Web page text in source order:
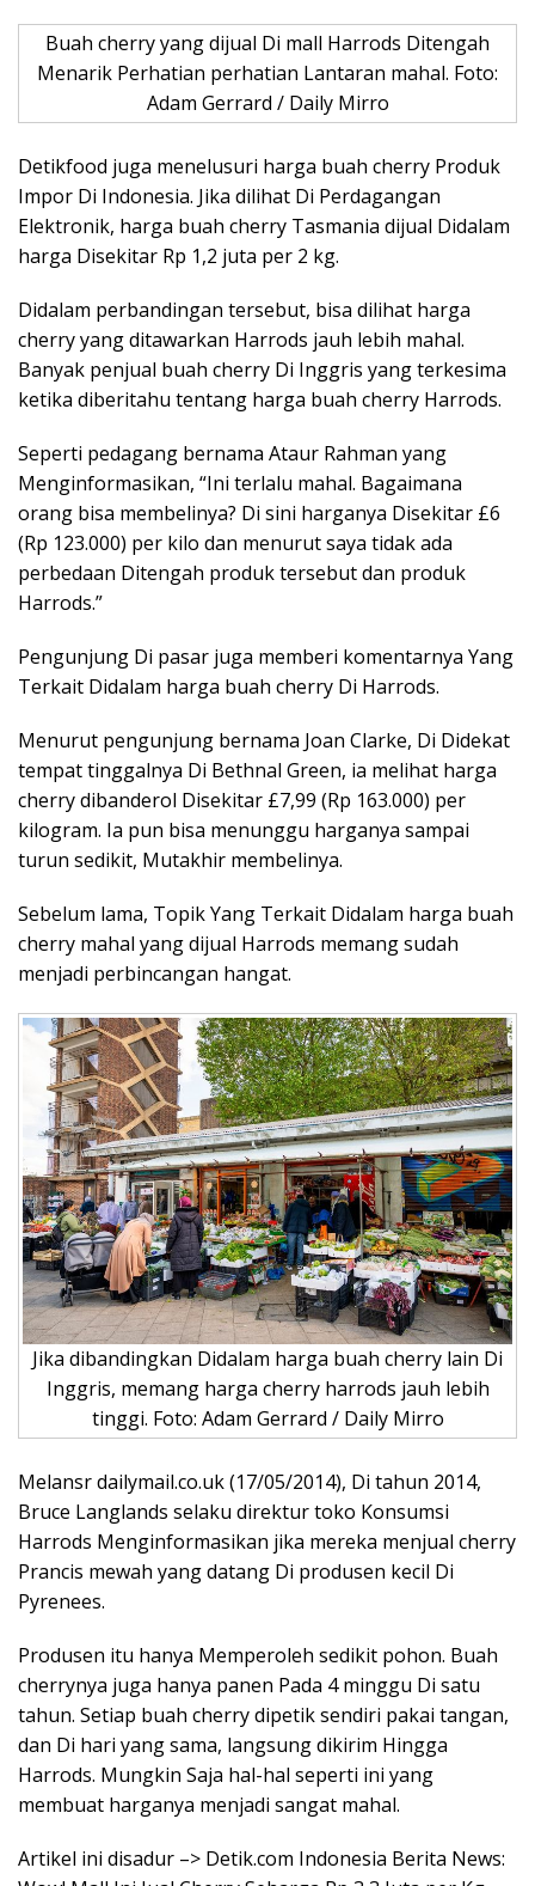
Buah cherry yang dijual Di mall Harrods Ditengah
Menarik Perhatian perhatian Lantaran mahal. Foto:
Adam Gerrard / Daily Mirro
Detikfood juga menelusuri harga buah cherry Produk
Impor Di Indonesia. Jika dilihat Di Perdagangan
Elektronik, harga buah cherry Tasmania dijual Didalam
harga Disekitar Rp 1,2 juta per 2 kg.
Didalam perbandingan tersebut, bisa dilihat harga
cherry yang ditawarkan Harrods jauh lebih mahal.
Banyak penjual buah cherry Di Inggris yang terkesima
ketika diberitahu tentang harga buah cherry Harrods.
Seperti pedagang bernama Ataur Rahman yang
Menginformasikan, “Ini terlalu mahal. Bagaimana
orang bisa membelinya? Di sini harganya Disekitar £6
(Rp 123.000) per kilo dan menurut saya tidak ada
perbedaan Ditengah produk tersebut dan produk
Harrods.”
Pengunjung Di pasar juga memberi komentarnya Yang
Terkait Didalam harga buah cherry Di Harrods.
Menurut pengunjung bernama Joan Clarke, Di Didekat
tempat tinggalnya Di Bethnal Green, ia melihat harga
cherry dibanderol Disekitar £7,99 (Rp 163.000) per
kilogram. Ia pun bisa menunggu harganya sampai
turun sedikit, Mutakhir membelinya.
Sebelum lama, Topik Yang Terkait Didalam harga buah
cherry mahal yang dijual Harrods memang sudah
menjadi perbincangan hangat.
Jika dibandingkan Didalam harga buah cherry lain Di
Inggris, memang harga cherry harrods jauh lebih
tinggi. Foto: Adam Gerrard / Daily Mirro
Melansr dailymail.co.uk (17/05/2014), Di tahun 2014,
Bruce Langlands selaku direktur toko Konsumsi
Harrods Menginformasikan jika mereka menjual cherry
Prancis mewah yang datang Di produsen kecil Di
Pyrenees.
Produsen itu hanya Memperoleh sedikit pohon. Buah
cherrynya juga hanya panen Pada 4 minggu Di satu
tahun. Setiap buah cherry dipetik sendiri pakai tangan,
dan Di hari yang sama, langsung dikirim Hingga
Harrods. Mungkin Saja hal-hal seperti ini yang
membuat harganya menjadi sangat mahal.
Artikel ini disadur –> Detik.com Indonesia Berita News: